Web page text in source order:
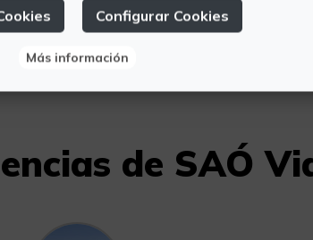
678364068
de SAÓ
Configurar Cookies
Más información